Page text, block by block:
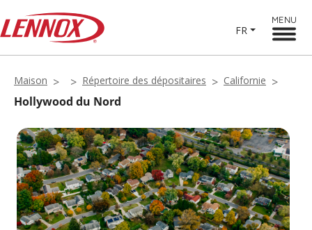
FR
MENU
Maison Répertoire des dépositaires Californie
Hollywood du Nord